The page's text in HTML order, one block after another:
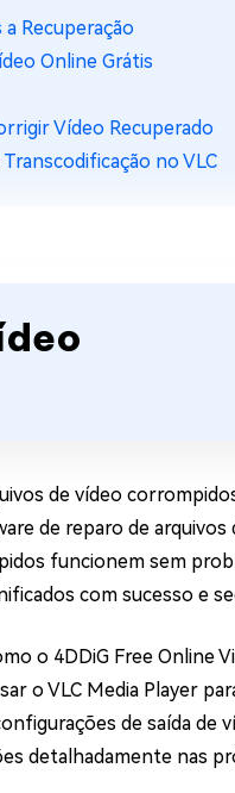
Recuperação
Online Grátis
Vídeo Recuperado
no VLC
de vídeo
de reparo de arquivos
funcionem sem
com sucesso e
o 4DDiG Free Online
o VLC Media Player
de saída de
detalhadamente nas